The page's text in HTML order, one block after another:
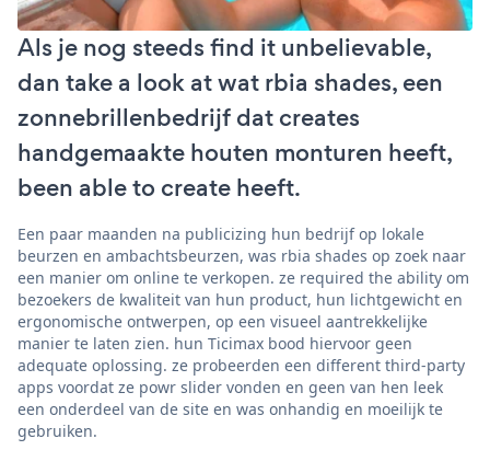
Als je nog steeds find it unbelievable,
dan take a look at wat rbia shades, een
zonnebrillenbedrijf dat creates
handgemaakte houten monturen heeft,
been able to create heeft.
Een paar maanden na publicizing hun bedrijf op lokale
beurzen en ambachtsbeurzen, was rbia shades op zoek naar
een manier om online te verkopen. ze required the ability om
bezoekers de kwaliteit van hun product, hun lichtgewicht en
ergonomische ontwerpen, op een visueel aantrekkelijke
manier te laten zien. hun Ticimax bood hiervoor geen
adequate oplossing. ze probeerden een different third-party
apps voordat ze powr slider vonden en geen van hen leek
een onderdeel van de site en was onhandig en moeilijk te
gebruiken.